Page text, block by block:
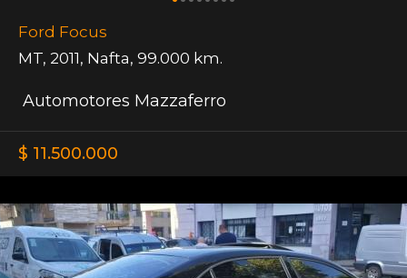
Ford Focus
MT, 2011, Nafta, 99.000 km.
Automotores Mazzaferro
$ 11.500.000